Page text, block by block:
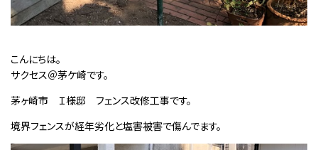
こんにちは。
サクセス＠茅ケ崎です。
茅ヶ崎市 Ｉ様邸 フェンス改修工事です。
境界フェンスが経年劣化と塩害被害で傷んでます。